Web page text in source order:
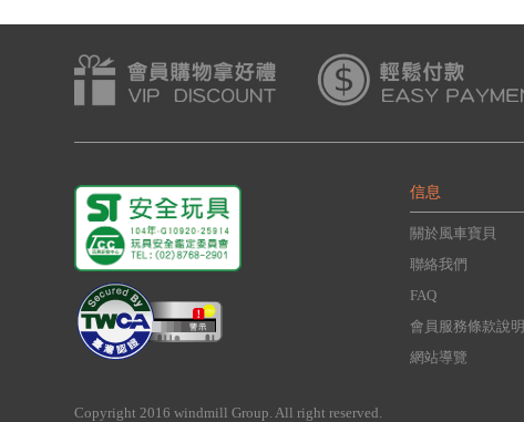
信息
關於風車寶貝
聯絡我們
FAQ
會員服務條款說明
網站導覽
Copyright 2016 windmill Group. All right reserved.